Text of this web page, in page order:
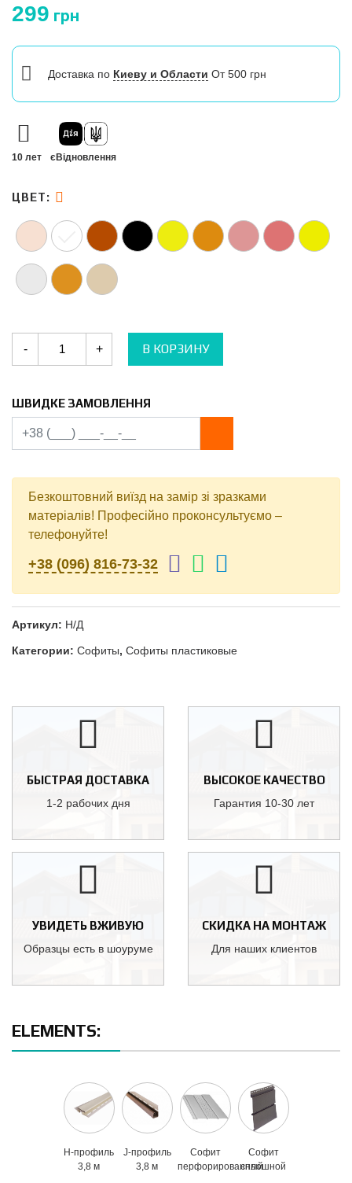
299 грн
Доставка по Киеву и Области От 500 грн
10 лет єВідновлення
ЦВЕТ:
-
Количество
Софиты
ASKO
+ В КОРЗИНУ
ШВИДКЕ ЗАМОВЛЕННЯ
Безкоштовний виїзд на замір зі зразками
матеріалів! Професійно проконсультуємо –
телефонуйте!
+38 (096) 816-73-32
Артикул: Н/Д
Категории: Софиты, Софиты пластиковые
БЫСТРАЯ ДОСТАВКА
1-2 рабочих дня
ВЫСОКОЕ КАЧЕСТВО
Гарантия 10-30 лет
УВИДЕТЬ ВЖИВУЮ
Образцы есть в шоуруме
СКИДКА НА МОНТАЖ
Для наших клиентов
ELEMENTS:
H-профиль
3,8 м
J-профиль
3,8 м
Софит
перфорированный
Софит
сплошной